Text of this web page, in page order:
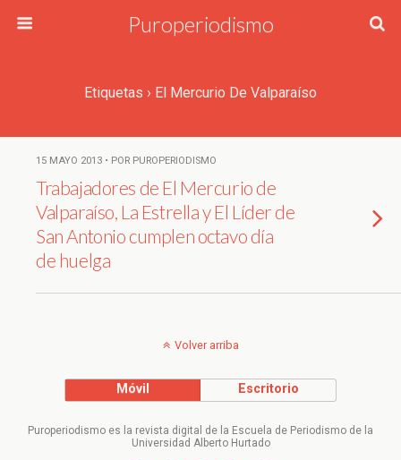
Puroperiodismo
Etiquetas › El Mercurio De Valparaíso
15 MAYO 2013 • POR PUROPERIODISMO
Trabajadores de El Mercurio de
Valparaíso, La Estrella y El Líder de
San Antonio cumplen octavo día
de huelga
Volver arriba
Móvil Escritorio
Puroperiodismo es la revista digital de la Escuela de Periodismo de la
Universidad Alberto Hurtado